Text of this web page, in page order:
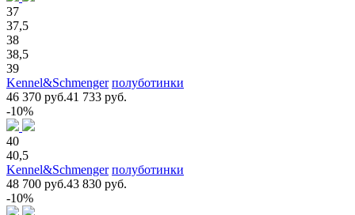
37
37,5
38
38,5
39
Kennel&Schmenger полуботинки
46 370 руб.41 733 руб.
-10%
40
40,5
Kennel&Schmenger полуботинки
48 700 руб.43 830 руб.
-10%